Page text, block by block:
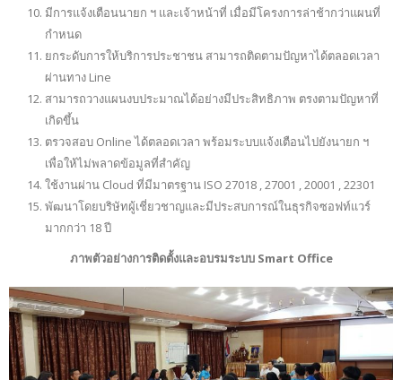
มีการแจ้งเตือนนายก ฯ และเจ้าหน้าที่ เมื่อมีโครงการล่าช้ากว่าแผนที่
กำหนด
ยกระดับการให้บริการประชาชน สามารถติดตามปัญหาได้ตลอดเวลา
ผ่านทาง Line
สามารถวางแผนงบประมาณได้อย่างมีประสิทธิภาพ ตรงตามปัญหาที่
เกิดขึ้น
ตรวจสอบ Online ได้ตลอดเวลา พร้อมระบบแจ้งเตือนไปยังนายก ฯ
เพื่อให้ไม่พลาดข้อมูลที่สำคัญ
ใช้งานผ่าน Cloud ที่มีมาตรฐาน ISO 27018 , 27001 , 20001 , 22301
พัฒนาโดยบริษัทผู้เชี่ยวชาญและมีประสบการณ์ในธุรกิจซอฟท์แวร์
มากกว่า 18 ปี
ภาพตัวอย่างการติดตั้งและอบรมระบบ Smart Office